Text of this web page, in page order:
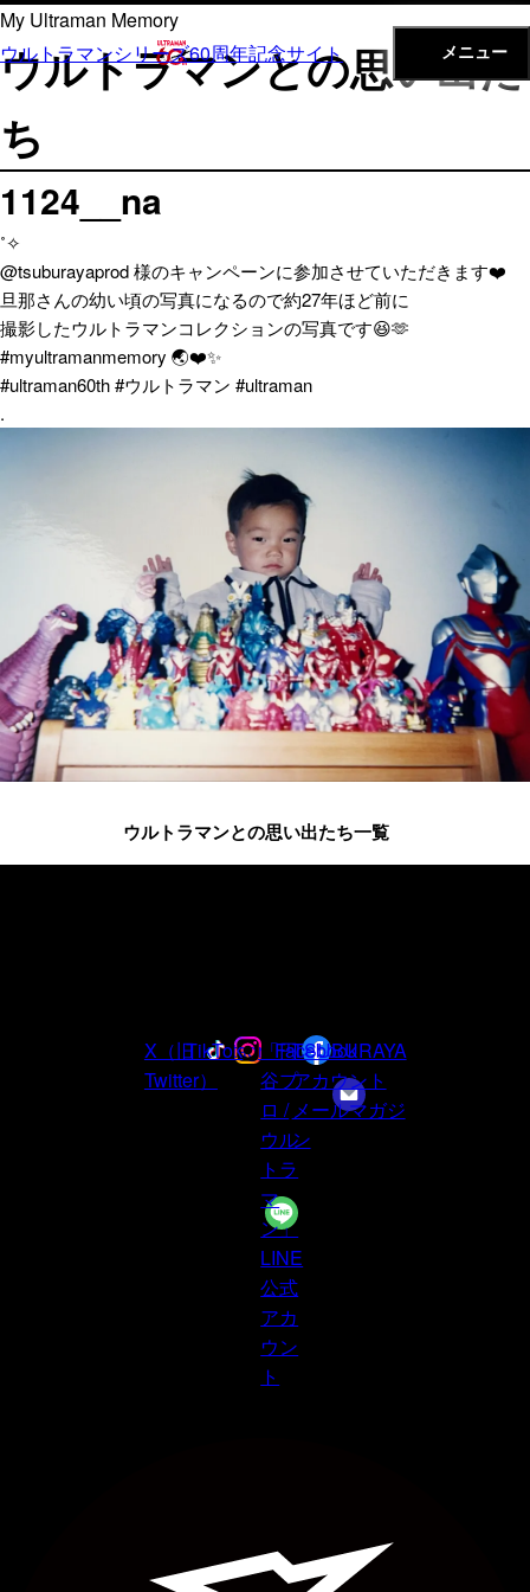
内
容
を
キ
ッ
プ
ウルトラマンシリーズ60周年記念サイト メニュー
My Ultraman Memory
ウルトラマンとの思い出た
ち
1124__na
˚✧
@tsuburayaprod 様のキャンペーンに参加させていただきます❤️
旦那さんの幼い頃の写真になるので約27年ほど前に
撮影したウルトラマンコレクションの写真です😆🫶
#myultramanmemory 🌏❤️✨
#ultraman60th #ウルトラマン #ultraman
.
ウルトラマンとの思い出たち一覧
X（旧
Twitter）
TikTok
Instagram
「円
谷プ
ロ /
ウル
トラ
マ
ン」
LINE
公式
アカ
ウン
ト
Facebook
TSUBURAYA
アカウント
メールマガジ
ン